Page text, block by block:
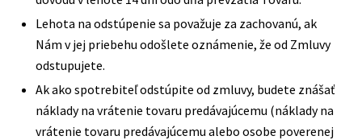
Lehota na odstúpenie sa považuje za zachovanú, ak
Nám v jej priebehu odošlete oznámenie, že od Zmluvy
odstupujete.
Ak ako spotrebiteľ odstúpite od zmluvy, budete znášať
náklady na vrátenie tovaru predávajúcemu (náklady na
vrátenie tovaru predávajúcemu alebo osobe poverenej